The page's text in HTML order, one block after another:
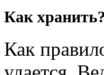
Как хранить?
Как